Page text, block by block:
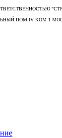
ПОМ IV КОМ 1